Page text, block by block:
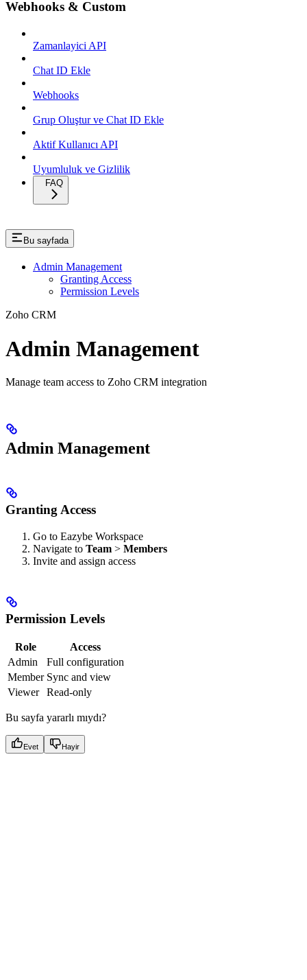
Webhooks & Custom
Zamanlayici API
Chat ID Ekle
Webhooks
Grup Oluştur ve Chat ID Ekle
Aktif Kullanıcı API
Uyumluluk ve Gizlilik
FAQ
Bu sayfada
Admin Management
Granting Access
Permission Levels
Zoho CRM
Admin Management
Manage team access to Zoho CRM integration
Admin Management
Granting Access
Go to Eazybe Workspace
Navigate to Team > Members
Invite and assign access
Permission Levels
Role
Access
Admin
Full configuration
Member Sync and view
Viewer
Read-only
Bu sayfa yararlı mıydı?
Evet Hayir